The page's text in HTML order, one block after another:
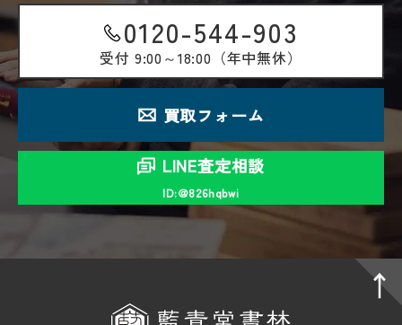
0120-544-903
受付 9:00～18:00（年中無休）
買取フォーム
LINE査定相談
ID:＠826hqbwi